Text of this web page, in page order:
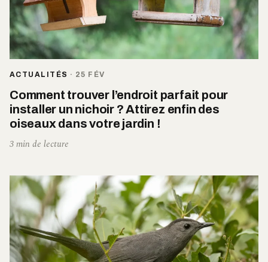
ACTUALITÉS · 25 FÉV
Comment trouver l’endroit parfait pour
installer un nichoir ? Attirez enfin des
oiseaux dans votre jardin !
3 min de lecture